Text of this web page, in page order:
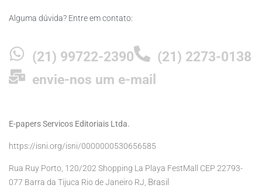
Alguma dúvida? Entre em contato:
(21) 99722-2390
(21) 2273-0138
envie-nos um e-mail
E-papers Servicos Editoriais Ltda.
https://isni.org/isni/0000000530656585
Rua Ruy Porto, 120/202 Shopping La Playa FestMall CEP 22793-
077 Barra da Tijuca Rio de Janeiro RJ, Brasil